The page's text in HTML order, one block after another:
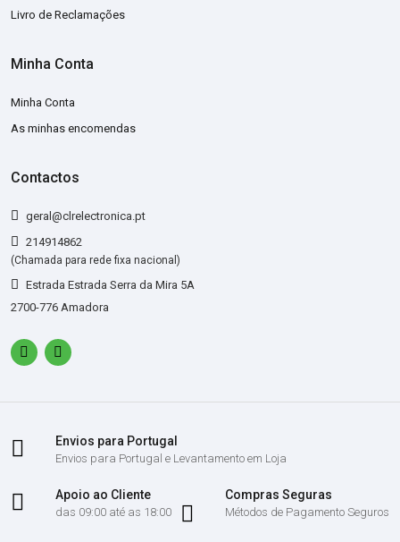
Livro de Reclamações
Minha Conta
Minha Conta
As minhas encomendas
Contactos
geral@clrelectronica.pt
214914862
(Chamada para rede fixa nacional)
Estrada Estrada Serra da Mira 5A
2700-776 Amadora
Envios para Portugal
Envios para Portugal e Levantamento em Loja
Apoio ao Cliente
das 09:00 até as 18:00
Compras Seguras
Métodos de Pagamento Seguros